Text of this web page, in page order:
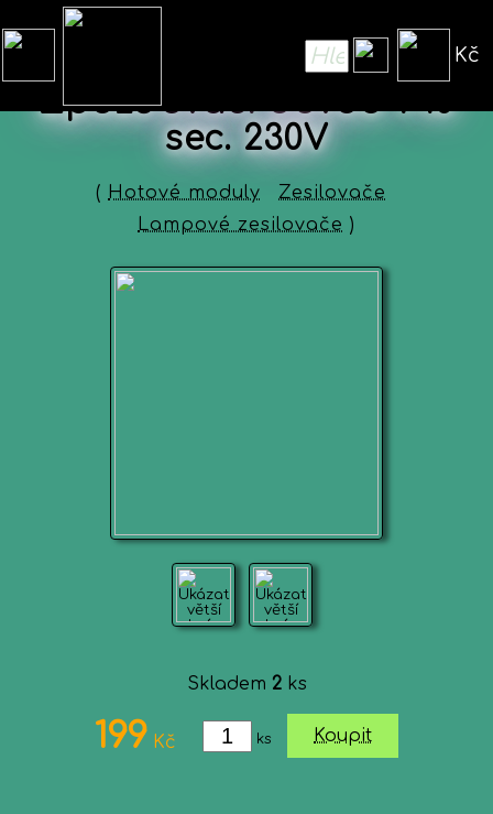
Kč
Zpožďovací obvod 1-10
sec. 230V
( Hotové moduly
Zesilovače
Lampové zesilovače )
Skladem 2ks
199 Kč ks Koupit